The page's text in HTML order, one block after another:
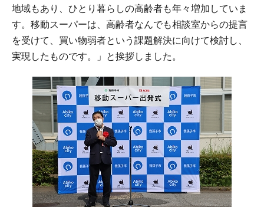
地域もあり、ひとり暮らしの高齢者も年々増加していま
す。移動スーパーは、高齢者なんでも相談室からの提言
を受けて、買い物弱者という課題解決に向けて検討し、
実現したものです。」と挨拶しました。